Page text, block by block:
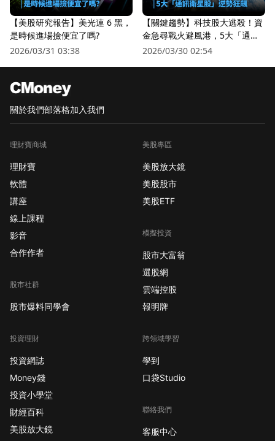
【美股研究報告】美光連 6 黑，
是時候進場撿便宜了嗎?
2026/03/31 03:38
【關鍵趨勢】科技股大逃殺！資
金急尋戰火避風港，5大「通訊
衛星股」逆勢狂飆
2026/03/30 02:54
關於我們部落格加入我們
理財寶商城
理財寶
軟體
講座
線上課程
影音
合作作者
股市社群
股市爆料同學會
投資理財
投資網誌
Money錢
投資小學堂
財經百科
美股放大鏡
美股專區
美股放大鏡
美股股市
美股ETF
模擬投資
股市大富翁
選股網
雲端控股
報明牌
跨領域學習
學到
口袋Studio
聯絡我們
客服中心